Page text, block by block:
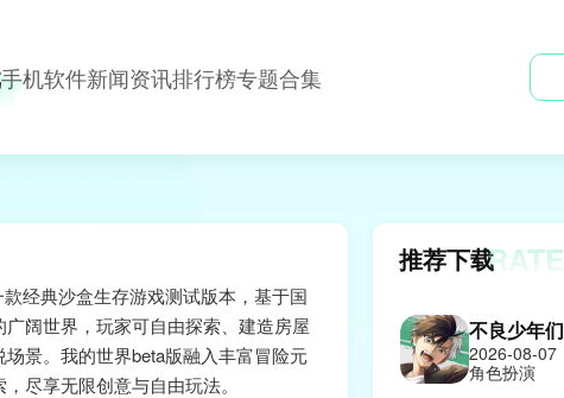
手机软件新闻资讯排行榜专题合集
缘之空galgame汉化版 我的世界beta版
经典沙盒生存游戏测试版本，基于国
阔世界，玩家可自由探索、建造房屋
景。我的世界beta版融入丰富冒险元
尽享无限创意与自由玩法。
推荐下载RATE
2026-08-07
角色扮演